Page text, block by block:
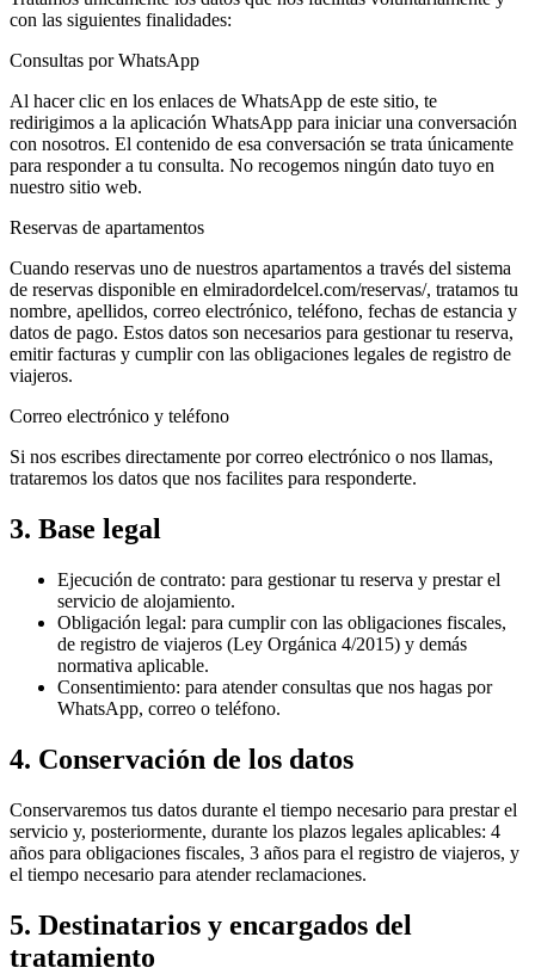
con las siguientes finalidades:
Consultas por WhatsApp
Al hacer clic en los enlaces de WhatsApp de este sitio, te
redirigimos a la aplicación WhatsApp para iniciar una conversación
con nosotros. El contenido de esa conversación se trata únicamente
para responder a tu consulta. No recogemos ningún dato tuyo en
nuestro sitio web.
Reservas de apartamentos
Cuando reservas uno de nuestros apartamentos a través del sistema
de reservas disponible en elmiradordelcel.com/reservas/, tratamos tu
nombre, apellidos, correo electrónico, teléfono, fechas de estancia y
datos de pago. Estos datos son necesarios para gestionar tu reserva,
emitir facturas y cumplir con las obligaciones legales de registro de
viajeros.
Correo electrónico y teléfono
Si nos escribes directamente por correo electrónico o nos llamas,
trataremos los datos que nos facilites para responderte.
3. Base legal
Ejecución de contrato: para gestionar tu reserva y prestar el
servicio de alojamiento.
Obligación legal: para cumplir con las obligaciones fiscales,
de registro de viajeros (Ley Orgánica 4/2015) y demás
normativa aplicable.
Consentimiento: para atender consultas que nos hagas por
WhatsApp, correo o teléfono.
4. Conservación de los datos
Conservaremos tus datos durante el tiempo necesario para prestar el
servicio y, posteriormente, durante los plazos legales aplicables: 4
años para obligaciones fiscales, 3 años para el registro de viajeros, y
el tiempo necesario para atender reclamaciones.
5. Destinatarios y encargados del
tratamiento